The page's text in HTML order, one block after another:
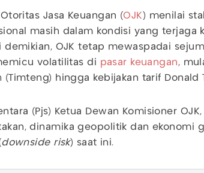
Jasa Keuangan (OJK ) menilai
masih dalam kondisi yang terjaga
demikian, OJK tetap mewaspadai
volatilitas di pasar keuangan ,
(Timteng) hingga kebijakan tarif Donald
(Pjs) Ketua Dewan Komisioner
dinamika geopolitik dan ekonomi
downside risk) saat ini.